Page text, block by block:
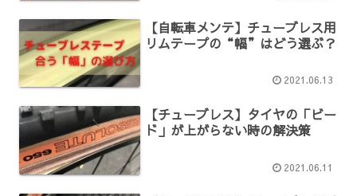
【自転車メンテ】チューブレス用
リムテープの“幅”はどう選ぶ？
2021.06.13
【チューブレス】タイヤの「ビー
ド」が上がらない時の解決策
2021.06.11